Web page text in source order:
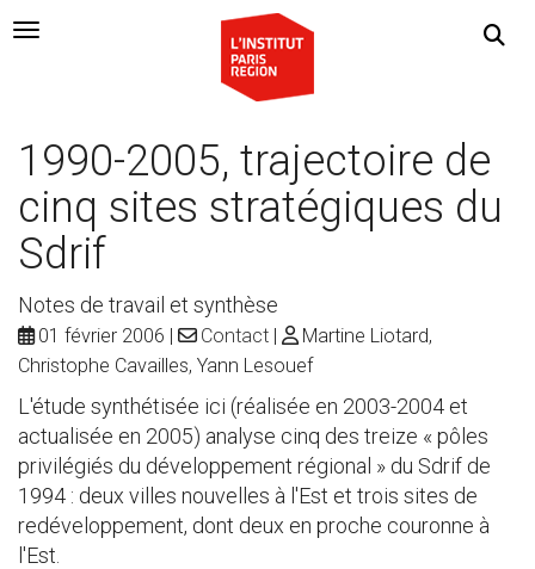
Navigation Toggle
1990-2005, trajectoire de
cinq sites stratégiques du
Sdrif
Notes de travail et synthèse
01 février 2006 Contact
Martine Liotard,
Christophe Cavailles, Yann Lesouef
L'étude synthétisée ici (réalisée en 2003-2004 et
actualisée en 2005) analyse cinq des treize « pôles
privilégiés du développement régional » du Sdrif de
1994 : deux villes nouvelles à l'Est et trois sites de
redéveloppement, dont deux en proche couronne à
l'Est.